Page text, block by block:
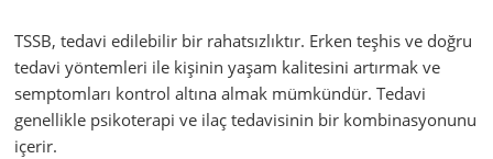
TSSB, tedavi edilebilir bir rahatsızlıktır. Erken teşhis ve doğru
tedavi yöntemleri ile kişinin yaşam kalitesini artırmak ve
semptomları kontrol altına almak mümkündür. Tedavi
genellikle psikoterapi ve ilaç tedavisinin bir kombinasyonunu
içerir.